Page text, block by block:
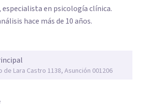
especialista en psicología clínica.
hace más de 10 años.
de Lara Castro 1138, Asunción 001206